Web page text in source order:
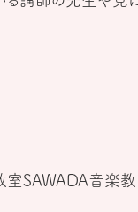
室SAWADA音楽